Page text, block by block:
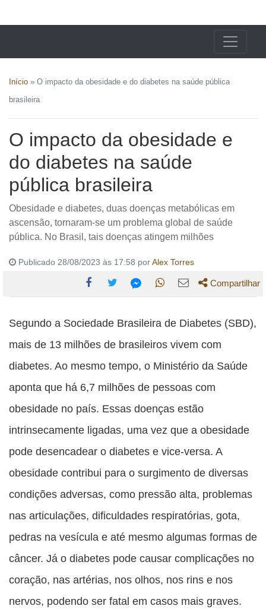
Início » O impacto da obesidade e do diabetes na saúde pública
brasileira
O impacto da obesidade e
do diabetes na saúde
pública brasileira
Obesidade e diabetes, duas doenças metabólicas em
ascensão, tornaram-se um problema global de saúde
pública. No Brasil, tais doenças atingem milhões
Publicado 28/08/2023 às 17:58 porAlex Torres
esta
publicação
Facebook
esta
publicação
Twitter
esta
publicação
esta
publicação
esta
Compartilhar
Segundo a Sociedade Brasileira de Diabetes (SBD),
mais de 13 milhões de brasileiros vivem com
diabetes. Ao mesmo tempo, o Ministério da Saúde
aponta que há 6,7 milhões de pessoas com
obesidade no país. Essas doenças estão
intrinsecamente ligadas, uma vez que a obesidade
pode desencadear o diabetes e vice-versa. A
obesidade contribui para o surgimento de diversas
condições adversas, como pressão alta, problemas
nas articulações, dificuldades respiratórias, gota,
pedras na vesícula e até mesmo algumas formas de
câncer. Já o diabetes pode causar complicações no
coração, nas artérias, nos olhos, nos rins e nos
nervos, podendo ser fatal em casos mais graves.